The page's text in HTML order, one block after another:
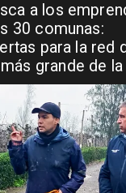
a los
30 comunas:
para la red
grande de